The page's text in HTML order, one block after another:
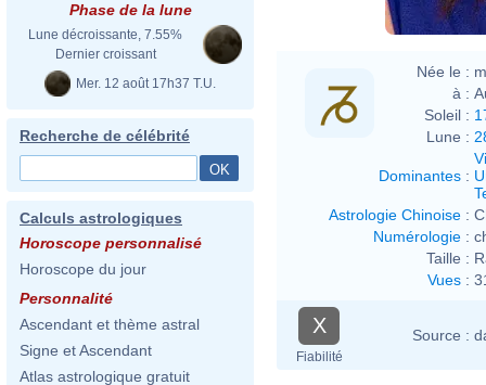
Phase de la lune
Lune décroissante, 7.55%
Dernier croissant
Mer. 12 août 17h37 T.U.
Recherche de célébrité
Calculs astrologiques
Horoscope personnalisé
Horoscope du jour
Personnalité
Ascendant et thème astral
Signe et Ascendant
Atlas astrologique gratuit
Née le :
à :
Soleil :
Lune :
Dominantes :
Astrologie Chinoise :
Numérologie :
Taille :
Vues :
X
Fiabilité
Source :